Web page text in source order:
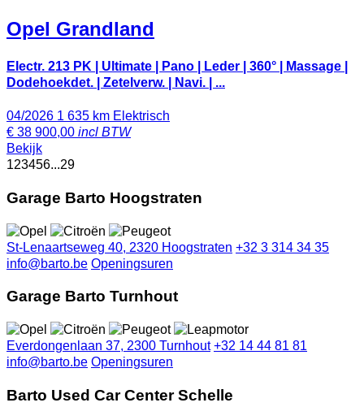
Opel Grandland
Electr. 213 PK | Ultimate | Pano | Leder | 360° | Massage |
Dodehoekdet. | Zetelverw. | Navi. | ...
04/2026 1 635 km Elektrisch
€ 38 900,00 incl BTW
Bekijk
123456...29
Garage Barto Hoogstraten
St-Lenaartseweg 40, 2320 Hoogstraten +32 3 314 34 35
info@barto.be Openingsuren
Garage Barto Turnhout
Everdongenlaan 37, 2300 Turnhout +32 14 44 81 81
info@barto.be Openingsuren
Barto Used Car Center Schelle